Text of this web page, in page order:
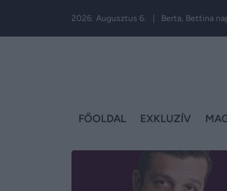
2026. Augusztus 6. | Berta, Bettina
FŐOLDAL EXKLUZÍV